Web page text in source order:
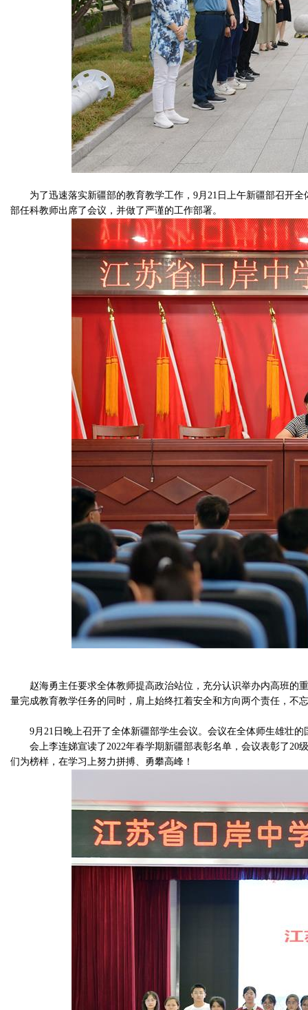
为了迅速落实新疆部的教育教学工作， 9月 21 日上午新疆部召开
部任科教师出席了会议，并做了严谨的工作部署。
赵海勇主任要求全体教师提高政治站位，充分认识举办内高班的
量完成教育教学任务的同时，肩上始终扛着安全和方向两个责任，不
9月 21 日晚上召开了全体新疆部学生会议。会议在全体师生雄壮
会上李连娣宣读了2022年春学期新疆部表彰名单，会议表彰了20
们为榜样，在学习上努力拼搏、勇攀高峰！